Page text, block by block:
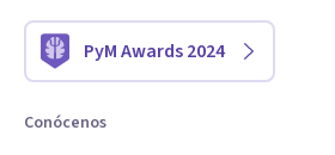
PyM Awards 2024
Conócenos